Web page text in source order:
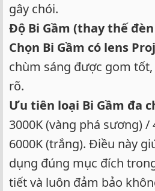
gây chói.
Độ Bi Gầm (thay thế
Chọn Bi Gầm có lens
chùm sáng được gom
rõ.
Ưu tiên loại Bi Gầm đa
3000K (vàng phá sương)
6000K (trắng). Điều này
dụng đúng mục đích
tiết và luôn đảm bảo